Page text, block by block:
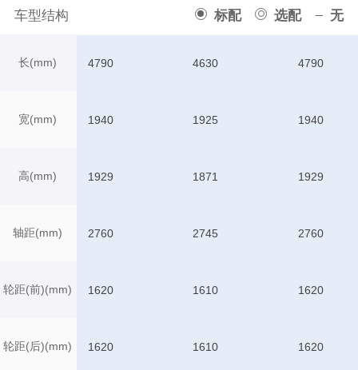
车型结构 标配 选配 无
长(mm)
宽(mm)
高(mm)
轴距(mm)
轮距(前)(mm)
轮距(后)(mm)
4790 4630 4790
1940 1925 1940
1929 1871 1929
2760 2745 2760
1620 1610 1620
1620 1610 1620